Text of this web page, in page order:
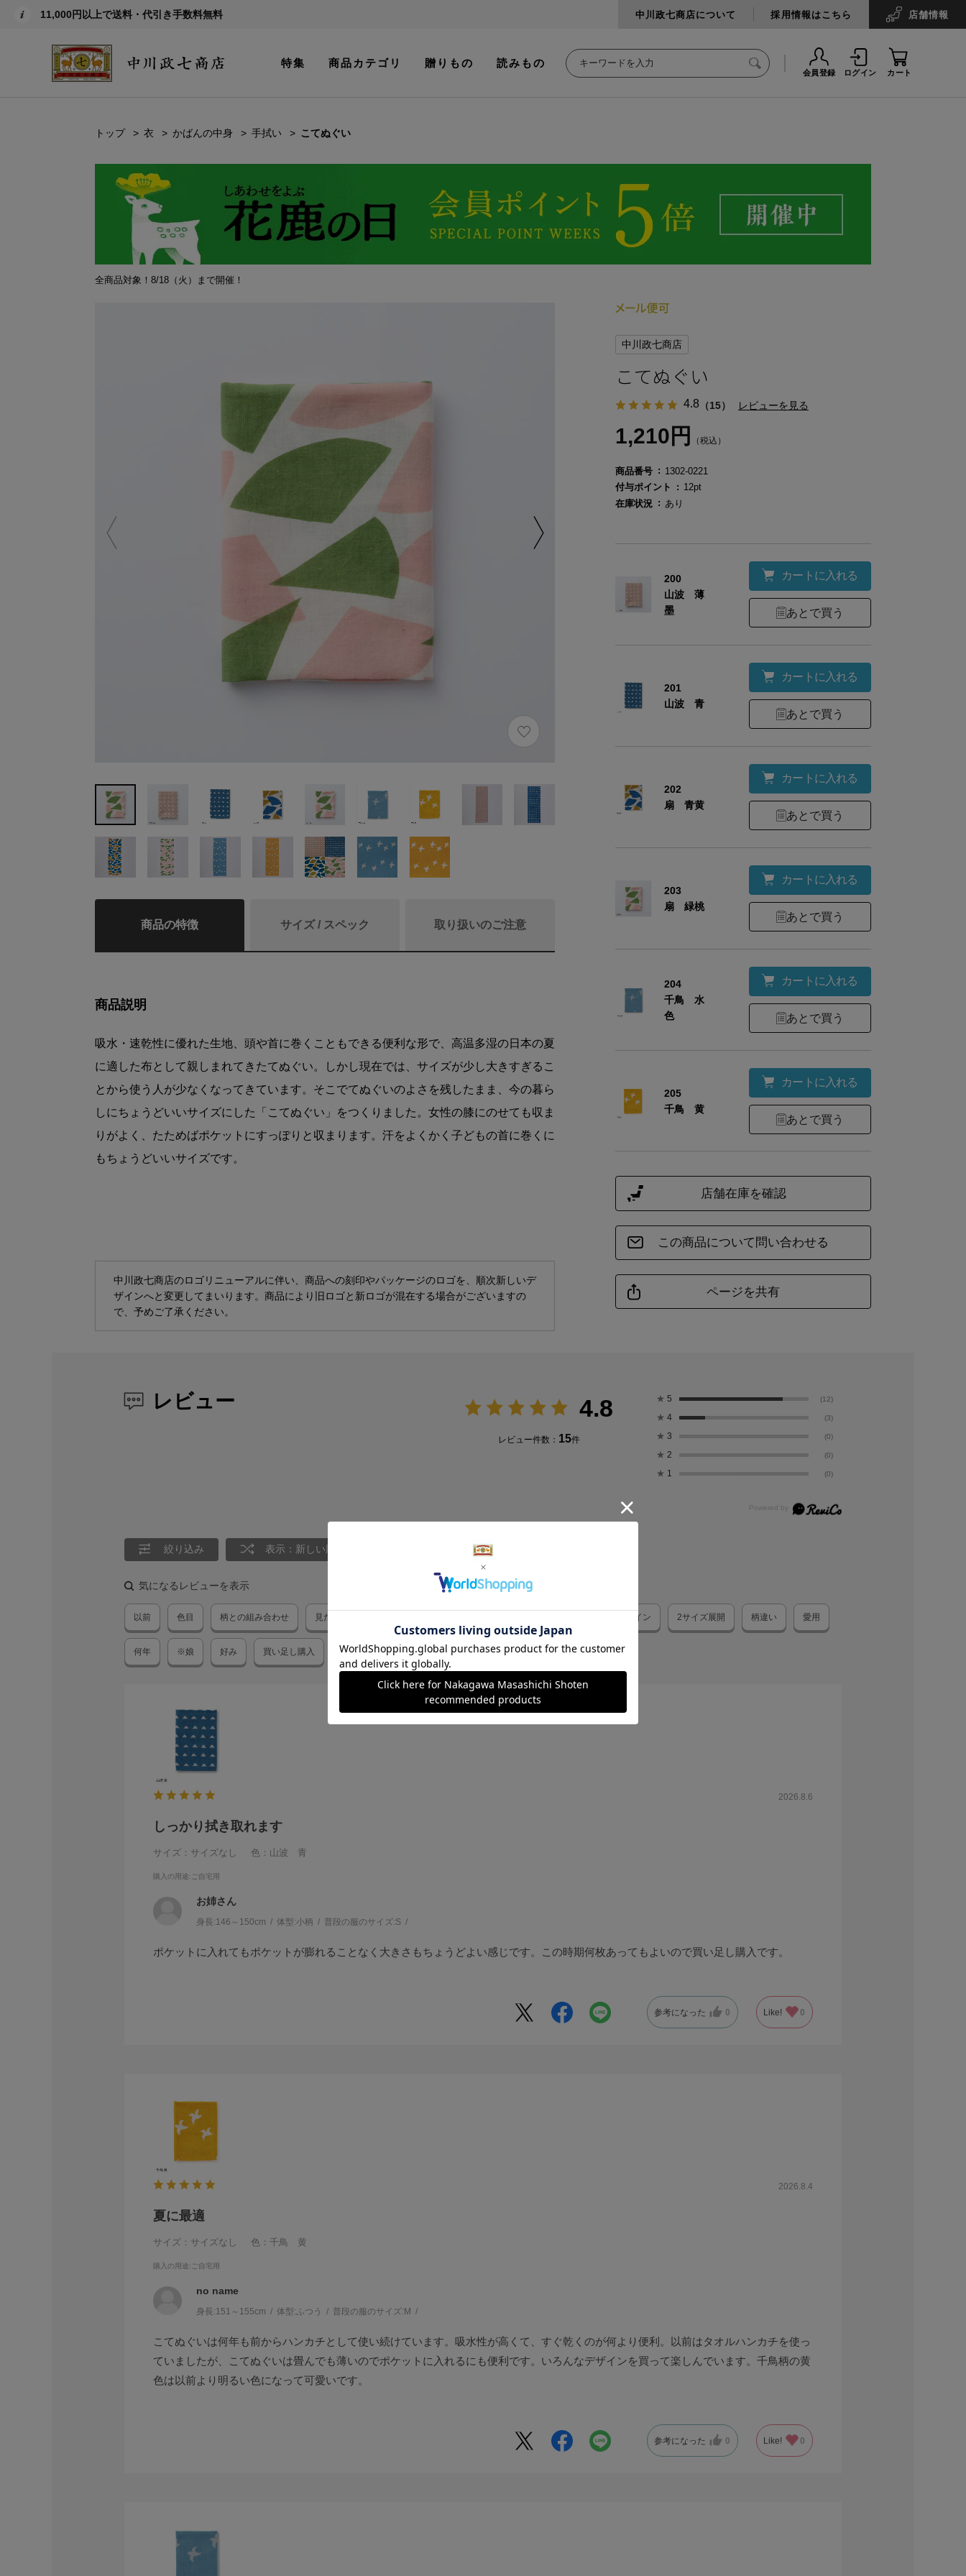
11,000円以上で送料・代引き手数料無料 中川政七商店について 採用情報はこちら 店舗情報
特集 商品カテゴリ 贈りもの 読みもの
会員登録 ログイン カート
トップ 衣 かばんの中身 手拭い こてぬぐい
全商品対象！8/18（火）まで開催！
商品の特徴 サイズ / スペック 取り扱いのご注意
商品説明
吸水・速乾性に優れた生地、頭や首に巻くこともできる便利な形で、高温多湿の日本の夏
に適した布として親しまれてきたてぬぐい。しかし現在では、サイズが少し大きすぎるこ
とから使う人が少なくなってきています。そこでてぬぐいのよさを残したまま、今の暮ら
しにちょうどいいサイズにした「こてぬぐい」をつくりました。女性の膝にのせても収ま
りがよく、たためばポケットにすっぽりと収まります。汗をよくかく子どもの首に巻くに
もちょうどいいサイズです。
綿75%・麻25%
サイズ
- 28
中川政七商店のロゴリニューアルに伴い、商品への刻印やパッケージのロゴを、順次新しいデ
ザインへと変更してまいります。商品により旧ロゴと新ロゴが混在する場合がございますの
で、予めご了承ください。
中川政七商店
こてぬぐい
4.8 （15） レビューを見る
1,210円 （税込）
商品番号
1302-0221
付与ポイント
12pt
在庫状況
あり
200
山波 薄
墨
カートに入れる
あとで買う
201
山波 青
カートに入れる
あとで買う
202
扇 青黄
カートに入れる
あとで買う
203
扇 緑桃
カートに入れる
あとで買う
204
千鳥 水
色
カートに入れる
あとで買う
205
千鳥 黄
カートに入れる
あとで買う
この商品について問い合わせる
ページを共有
店舗在庫を確認
レビュー 4.8
レビュー件数： 15件
★ 5 (12)
★ 4 (3)
★ 3 (0)
★ 2 (0)
★ 1 (0)
絞り込み 表示：新しい順
気になるレビューを表示
以前 色目 柄との組み合わせ 見た目 色やデザイン 2サイズ展開 柄違い 愛用
何年 ※娘 好み 買い足し購入 問題 色味 同じ感想 他のお色目
2026.8.6
しっかり拭き取れます
サイズ：サイズなし 色：山波 青
購入の用途:ご自宅用
お姉さん
身長:146～150cm 体型:小柄 普段の服のサイズ:S
ポケットに入れてもポケットが膨れることなく大きさもちょうどよい感じです。この時期何枚あってもよいので買い足し購入です。
参考になった 0 Like! 0
2026.8.4
夏に最適
サイズ：サイズなし 色：千鳥 黄
購入の用途:ご自宅用
no name
身長:151～155cm 体型: ふつう 普段の服のサイズ:M
こてぬぐいは何年も前からハンカチとして使い続けています。吸水性が高くて、すぐ乾くのが何より便利。以前はタオルハンカチを使っ
ていましたが、こてぬぐいは畳んでも薄いのでポケットに入れるにも便利です。いろんなデザインを買って楽しんでいます。千鳥柄の黄
色は以前より明るい色になって可愛いです。
参考になった 0 Like! 0